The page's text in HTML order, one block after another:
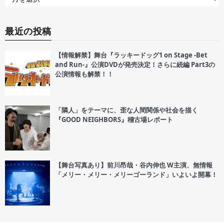
最近の投稿
【情報解禁】舞台『ラッキードッグ1 on Stage -Bet
and Run-』公演DVDが発売決定！さらに続編 Part3の
公演情報も解禁！！
「隣人」をテーマに、歪な人間関係や社会を描く
『GOOD NEIGHBORS』稽古場レポート
【舞台写真あり】前川昂哉・谷内伸也 W主演、無情報
「メリー・メリー・メリーゴーランド」いよいよ開幕！